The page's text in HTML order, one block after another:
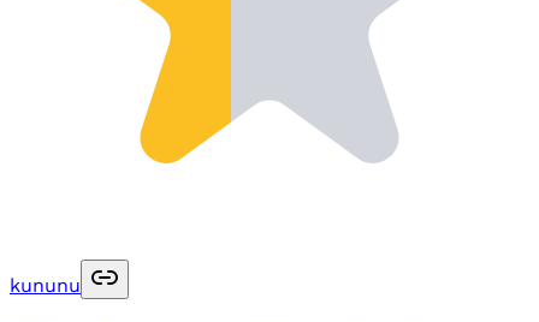
kununu